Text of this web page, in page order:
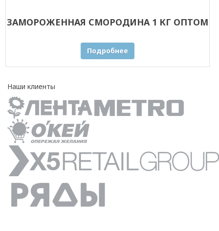
ЗАМОРОЖЕННАЯ СМОРОДИНА 1 КГ ОПТОМ
Подробнее
Наши клиенты